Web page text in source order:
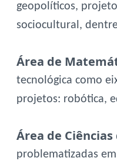
geopolíticos,
sociocultural,
Área de
tecnológica como
projetos: robótica,
Área de
problematizadas